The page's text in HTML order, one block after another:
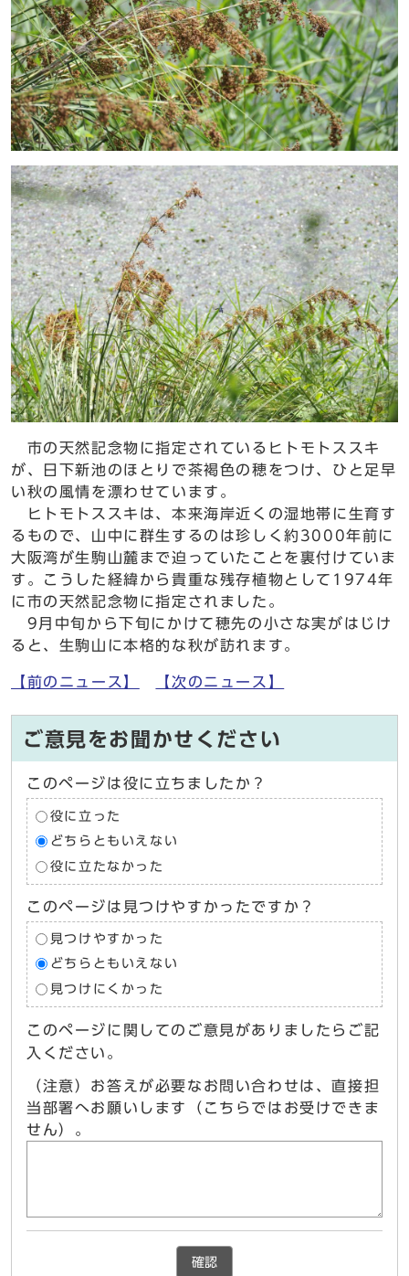
市の天然記念物に指定されているヒトモトススキ
が、日下新池のほとりで茶褐色の穂をつけ、ひと足早
い秋の風情を漂わせています。
ヒトモトススキは、本来海岸近くの湿地帯に生育す
るもので、山中に群生するのは珍しく約3000年前に
大阪湾が生駒山麓まで迫っていたことを裏付けていま
す。こうした経緯から貴重な残存植物として1974年
に市の天然記念物に指定されました。
9月中旬から下旬にかけて穂先の小さな実がはじけ
ると、生駒山に本格的な秋が訪れます。
【前のニュース】 【次のニュース】
ご意見をお聞かせください
このページは役に立ちましたか？
役に立った
どちらともいえない
役に立たなかった
このページは見つけやすかったですか？
見つけやすかった
どちらともいえない
見つけにくかった
このページに関してのご意見がありましたらご記
入ください。
（注意）お答えが必要なお問い合わせは、直接担
当部署へお願いします（こちらではお受けできま
せん）。
確認